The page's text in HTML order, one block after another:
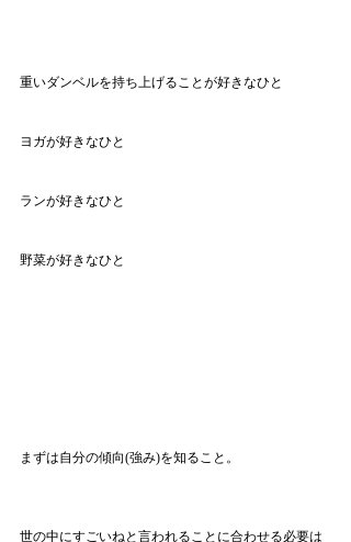
重いダンベルを持ち上げることが好きなひと
ヨガが好きなひと
ランが好きなひと
野菜が好きなひと
まずは自分の傾向(強み)を知ること。
世の中にすごいねと言われることに合わせる必要は